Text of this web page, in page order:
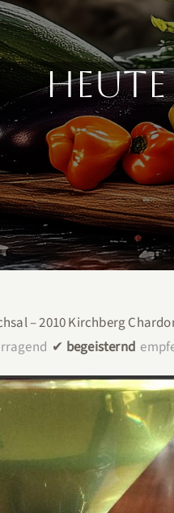
Heute
– 2010 Kirchberg
✔︎ begeisternd